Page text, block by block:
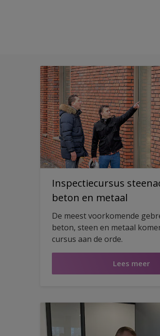
Inspectiecursus
beton en metaal
De meest voorkomende
beton, steen en metaal
cursus aan de orde.
Lees meer